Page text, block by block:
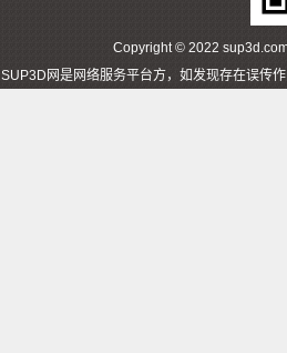
Copyright © 2022
SUP3D网是网络服务平台方，如发现存在误传